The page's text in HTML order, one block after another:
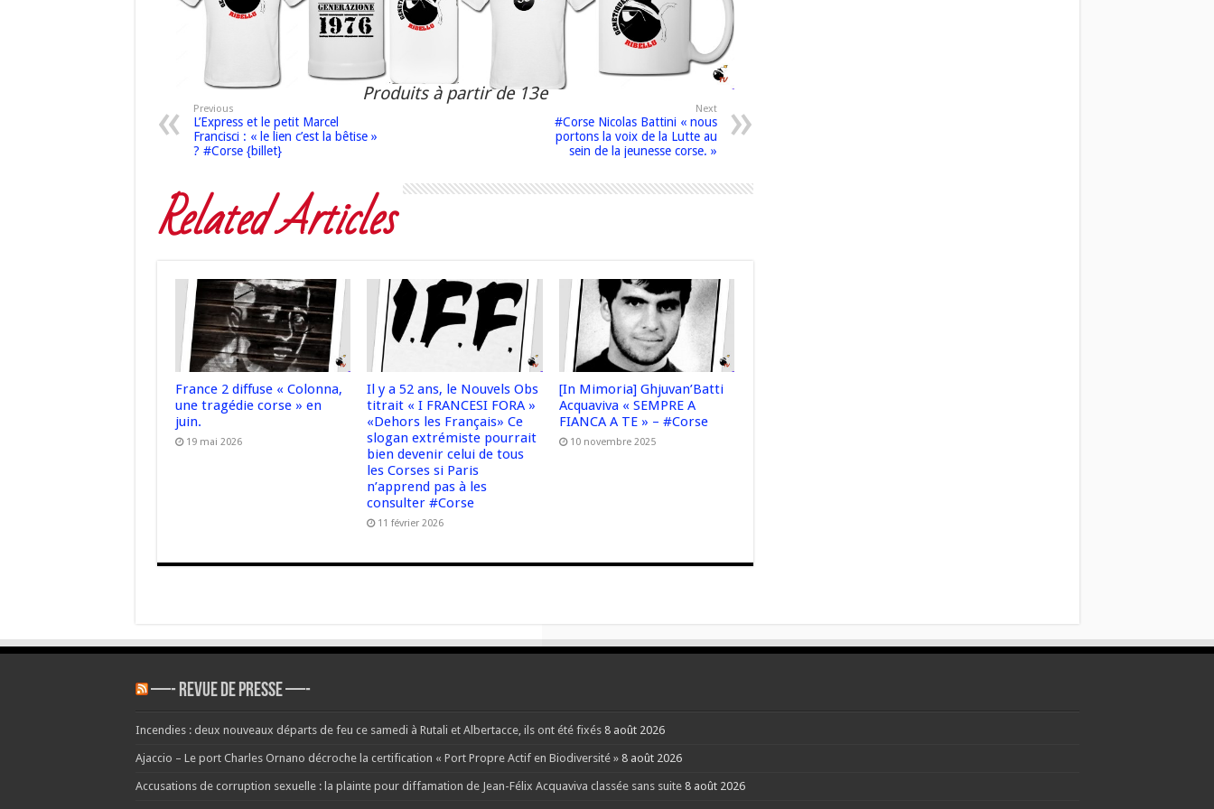
Produits à partir de 13e
Previous
L’Express et le petit Marcel
Francisci : « le lien c’est la bêtise »
? #Corse {billet}
Next
#Corse Nicolas Battini « nous
portons la voix de la Lutte au
sein de la jeunesse corse. »
Related Articles
France 2 diffuse « Colonna,
une tragédie corse » en
juin.
19 mai 2026
Il y a 52 ans, le Nouvels Obs
titrait « I FRANCESI FORA »
«Dehors les Français» Ce
slogan extrémiste pourrait
bien devenir celui de tous
les Corses si Paris
n’apprend pas à les
consulter #Corse
11 février 2026
[In Mimoria] Ghjuvan’Batti
Acquaviva « SEMPRE A
FIANCA A TE » – #Corse
10 novembre 2025
—- REVUE DE PRESSE —-
Incendies : deux nouveaux départs de feu ce samedi à Rutali et Albertacce, ils ont été fixés 8 août 2026
Ajaccio – Le port Charles Ornano décroche la certification « Port Propre Actif en Biodiversité » 8 août 2026
Accusations de corruption sexuelle : la plainte pour diffamation de Jean-Félix Acquaviva classée sans suite 8 août 2026